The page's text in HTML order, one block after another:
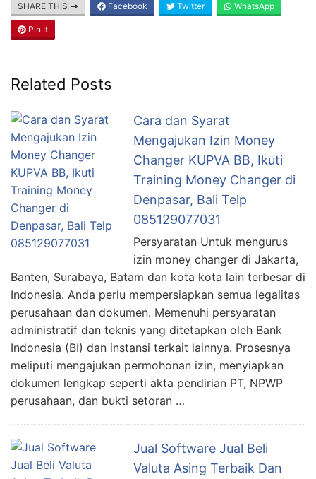
SHARE THIS Facebook Twitter WhatsApp
Pin It
Related Posts
Cara dan Syarat
Mengajukan Izin Money
Changer KUPVA BB, Ikuti
Training Money Changer di
Denpasar, Bali Telp
085129077031
Persyaratan Untuk mengurus
izin money changer di Jakarta,
Banten, Surabaya, Batam dan kota kota lain terbesar di
Indonesia. Anda perlu mempersiapkan semua legalitas
perusahaan dan dokumen. Memenuhi persyaratan
administratif dan teknis yang ditetapkan oleh Bank
Indonesia (BI) dan instansi terkait lainnya. Prosesnya
meliputi mengajukan permohonan izin, menyiapkan
dokumen lengkap seperti akta pendirian PT, NPWP
perusahaan, dan bukti setoran …
Jual Software Jual Beli
Valuta Asing Terbaik Dan